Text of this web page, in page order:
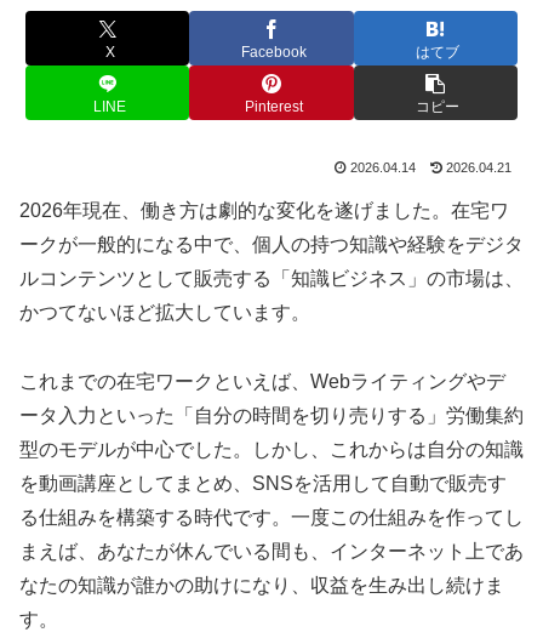
X Facebook はてブ
LINE Pinterest コピー
2026.04.14 2026.04.21
2026年現在、働き方は劇的な変化を遂げました。在宅ワ
ークが一般的になる中で、個人の持つ知識や経験をデジタ
ルコンテンツとして販売する「知識ビジネス」の市場は、
かつてないほど拡大しています。
これまでの在宅ワークといえば、Webライティングやデ
ータ入力といった「自分の時間を切り売りする」労働集約
型のモデルが中心でした。しかし、これからは自分の知識
を動画講座としてまとめ、SNSを活用して自動で販売す
る仕組みを構築する時代です。一度この仕組みを作ってし
まえば、あなたが休んでいる間も、インターネット上であ
なたの知識が誰かの助けになり、収益を生み出し続けま
す。